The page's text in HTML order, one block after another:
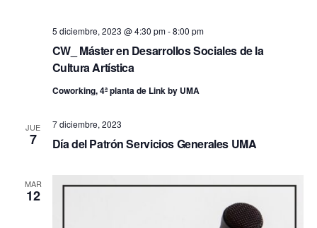
CW_ Máster en Desarrollos Sociales de la
Cultura Artística
5 diciembre, 2023 @ 4:30 pm-8:00 pm
Coworking, 4ª planta de Link by UMA
JUE
7 Día del Patrón Servicios Generales UMA
7 diciembre, 2023
MAR
12